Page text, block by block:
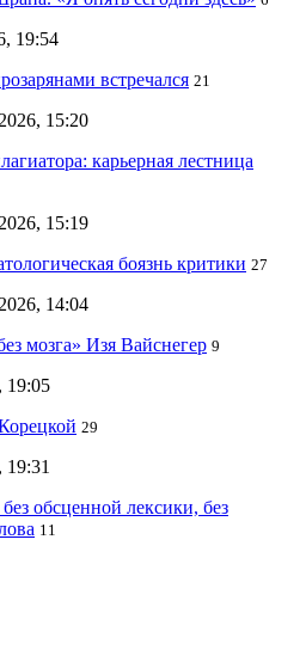
19:54
встречался 21
15:20
карьерная лестница
15:19
боязнь критики 27
14:04
мозга» Изя Вайснегер 9
19:05
29
19:31
обсценной лексики, без
11